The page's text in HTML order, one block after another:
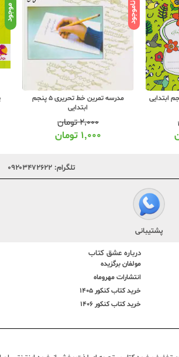
ناموجود
مدرسه تمرین خط تحریری 5 پنجم
ابتدایی
۲,۰۰۰تومان
۱,۰۰۰ تومان
موجود
تلگرام: ۰۹۲۰۳۴۷۲۶۲۲
پشتیبانی
درباره عشق کتاب
مولفان برگزیده
انتشارات مهروماه
خرید کتاب کنکور 1405
خرید کتاب کنکور 1406